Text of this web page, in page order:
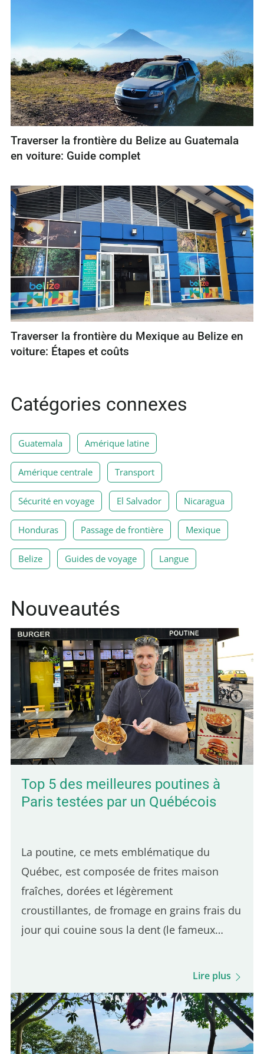
Traverser la frontière du Belize au Guatemala
en voiture: Guide complet
Traverser la frontière du Mexique au Belize en
voiture: Étapes et coûts
Catégories connexes
Guatemala Amérique latine
Amérique centrale Transport
Sécurité en voyage El Salvador Nicaragua
Honduras Passage de frontière Mexique
Belize Guides de voyage Langue
Nouveautés
Top 5 des meilleures poutines à
Paris testées par un Québécois
La poutine, ce mets emblématique du
Québec, est composée de frites maison
fraîches, dorées et légèrement
croustillantes, de fromage en grains frais du
jour qui couine sous la dent (le fameux
brune subtilement salée. C'est l'équilibre de
bonne poutine du Québec. Même si
plusieurs adresses parisiennes en
proposent, une seule se démarque par son
Lire plus